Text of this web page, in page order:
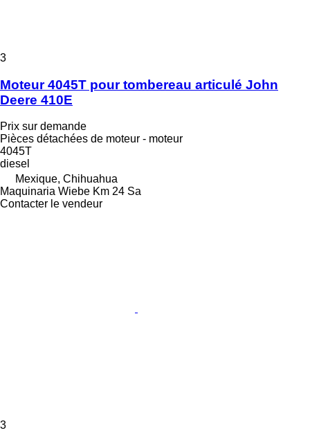
3
Moteur 4045T pour tombereau articulé John
Deere 410E
Prix sur demande
Pièces détachées de moteur - moteur
4045T
diesel
Mexique, Chihuahua
Maquinaria Wiebe Km 24 Sa
Contacter le vendeur
3